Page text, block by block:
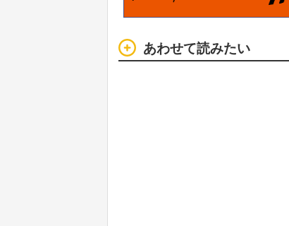
あわせて読みたい